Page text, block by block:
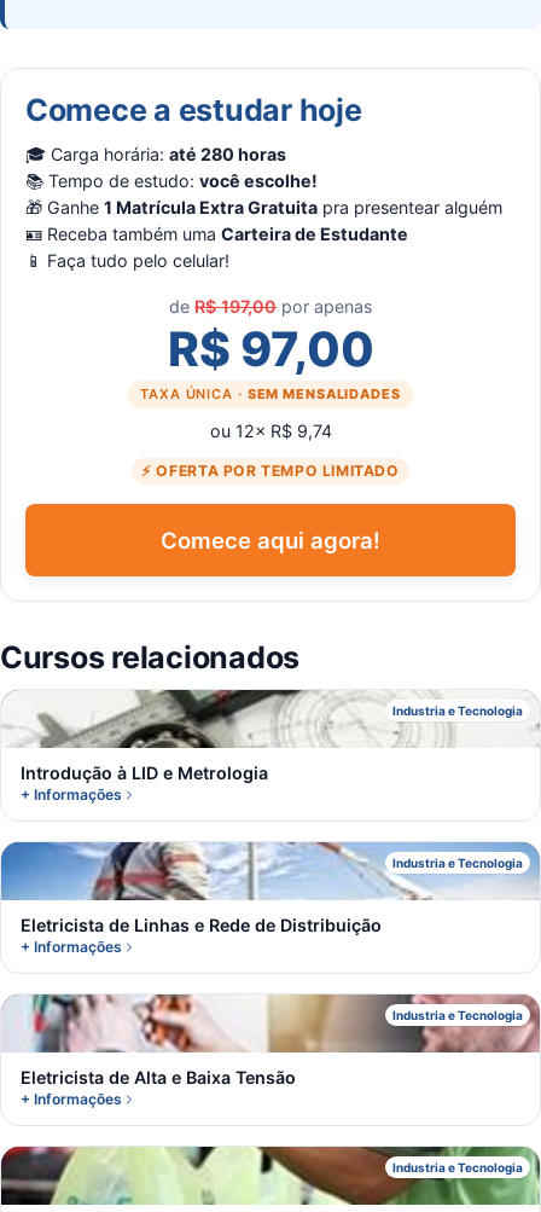
Comece a estudar hoje
🎓 Carga horária: até 280 horas
📚 Tempo de estudo: você escolhe!
🎁 Ganhe 1 Matrícula Extra Gratuita pra presentear alguém
🪪 Receba também uma Carteira de Estudante
📱 Faça tudo pelo celular!
de R$ 197,00 por apenas
R$ 97,00
TAXA ÚNICA · SEM MENSALIDADES
ou 12× R$ 9,74
⚡ OFERTA POR TEMPO LIMITADO
Comece aqui agora!
Cursos relacionados
Industria e Tecnologia
I
Introdução à LID e Metrologia
+ Informações
Industria e Tecnologia
E
Eletricista de Linhas e Rede de Distribuição
+ Informações
Industria e Tecnologia
E
Eletricista de Alta e Baixa Tensão
+ Informações
Industria e Tecnologia
E